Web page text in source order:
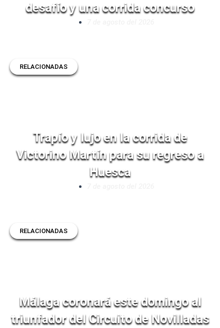
desafío y una corrida concurso
RELACIONADAS
Trapío y lujo en la corrida de
Victorino Martín para su regreso a
Huesca
RELACIONADAS
Málaga coronará este domingo al
triunfador del Circuito de Novilladas